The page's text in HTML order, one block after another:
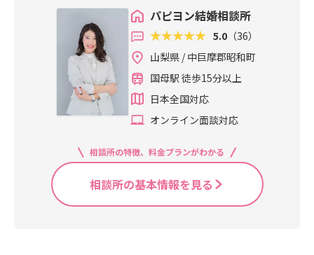
パピヨン結婚相談所
5.0 （36）
山梨県 / 中巨摩郡昭和町
国母駅 徒歩15分以上
日本全国対応
オンライン面談対応
相談所の特徴、料金プランがわかる
相談所の基本情報を見る